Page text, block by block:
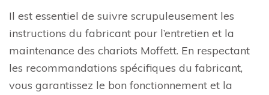
Il est essentiel de suivre scrupuleusement les
instructions du fabricant pour l’entretien et la
maintenance des chariots Moffett. En respectant
les recommandations spécifiques du fabricant,
vous garantissez le bon fonctionnement et la